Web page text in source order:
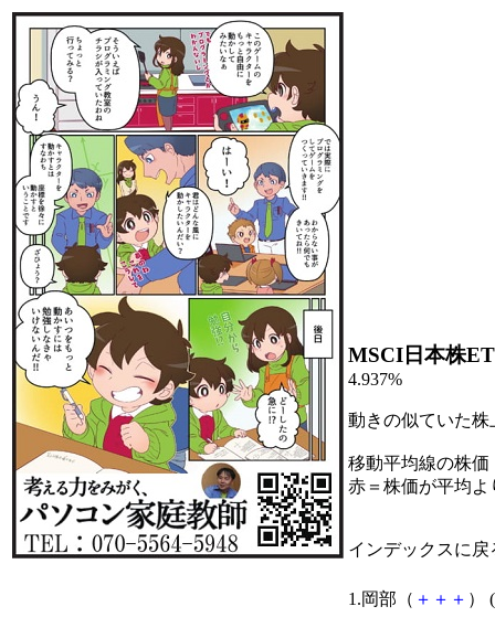
MSCI日本株
4.937%
動きの似ていた
移動平均線の株価
赤＝株価が平均
インデックスに戻
1.岡部（ ＋ ＋ ＋ ） (